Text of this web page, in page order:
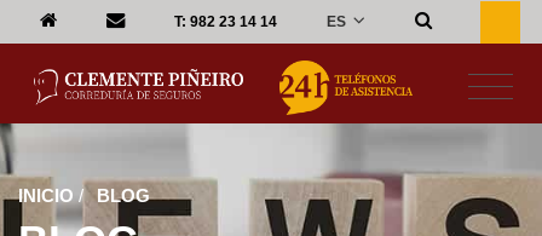
T: 982 23 14 14 ES
INICIO / BLOG